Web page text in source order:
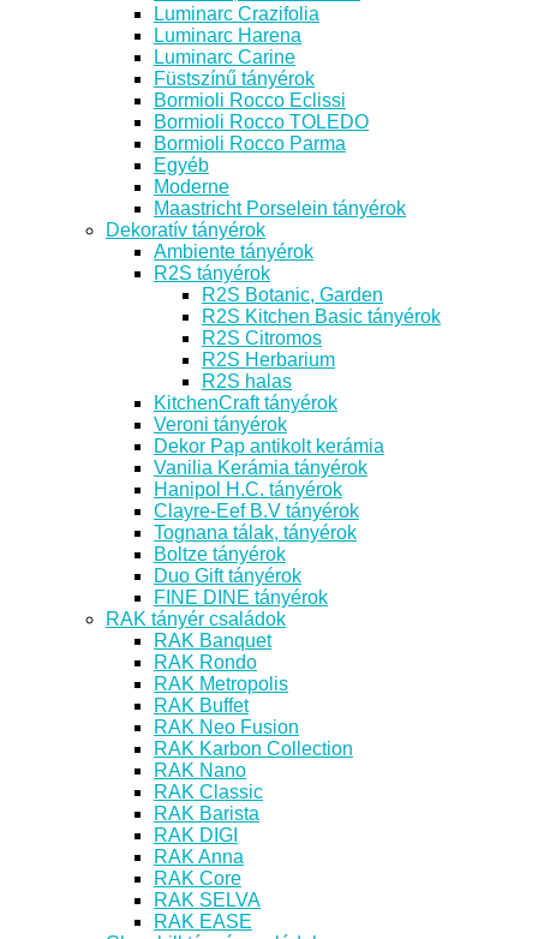
Luminarc Crazifolia
Luminarc Harena
Luminarc Carine
Füstszínű tányérok
Bormioli Rocco Eclissi
Bormioli Rocco TOLEDO
Bormioli Rocco Parma
Egyéb
Moderne
Maastricht Porselein tányérok
Dekoratív tányérok
Ambiente tányérok
R2S tányérok
R2S Botanic, Garden
R2S Kitchen Basic tányérok
R2S Citromos
R2S Herbarium
R2S halas
KitchenCraft tányérok
Veroni tányérok
Dekor Pap antikolt kerámia
Vanilia Kerámia tányérok
Hanipol H.C. tányérok
Clayre-Eef B.V tányérok
Tognana tálak, tányérok
Boltze tányérok
Duo Gift tányérok
FINE DINE tányérok
RAK tányér családok
RAK Banquet
RAK Rondo
RAK Metropolis
RAK Buffet
RAK Neo Fusion
RAK Karbon Collection
RAK Nano
RAK Classic
RAK Barista
RAK DIGI
RAK Anna
RAK Core
RAK SELVA
RAK EASE